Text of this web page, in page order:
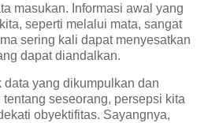
masukan. Informasi awal yang
seperti melalui mata, sangat
sering kali dapat menyesatkan
dapat diandalkan.
data yang dikumpulkan dan
seseorang, persepsi kita
obyektifitas. Sayangnya,